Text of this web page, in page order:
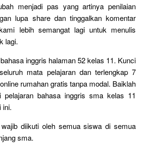
menjadi pas yang artinya penilaian
lupa share dan tinggalkan komentar
lebih semangat lagi untuk menulis
lagi.
inggris halaman 52 kelas 11. Kunci
mata pelajaran dan terlengkap 7
rumahan gratis tanpa modal. Baiklah
pelajaran bahasa inggris sma kelas 11
ini.
diikuti oleh semua siswa di semua
sma.